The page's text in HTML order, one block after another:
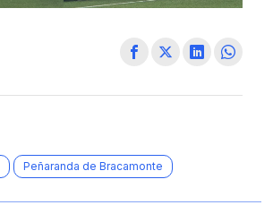
Peñaranda de Bracamonte